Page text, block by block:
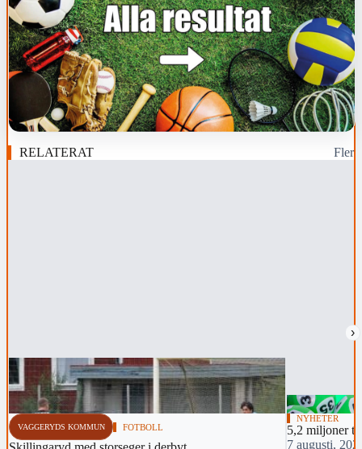
RELATERAT Fler
›
VAGGERYDS KOMMUN FOTBOLL
NYHETER
5,2 miljoner
7 augusti,